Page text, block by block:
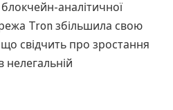
блокчейн-аналітичної
Tron збільшила свою
що свідчить про зростання
нелегальній